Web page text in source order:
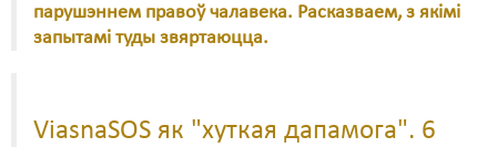
парушэннем правоў чалавека. Расказваем, з якімі
запытамі туды звяртаюцца.
ViasnaSOS як "хуткая дапамога". 6